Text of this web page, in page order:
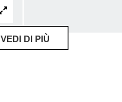
VEDI DI PIÙ